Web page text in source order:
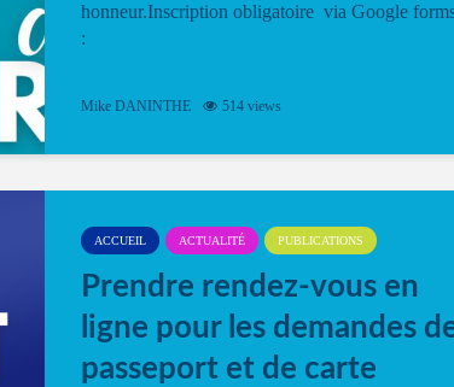
honneur.Inscription obligatoire via Google
:
Mike DANINTHE 514 views
ACCUEIL ACTUALITÉ PUBLICATIONS
Prendre rendez-vous en
ligne pour les demandes
passeport et de carte